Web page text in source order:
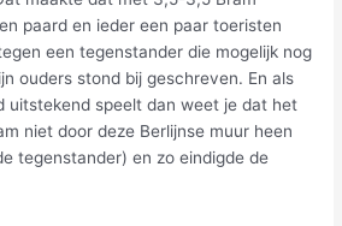
paard en ieder een paar toeristen
een tegenstander die mogelijk nog
ouders stond bij geschreven. En als
uitstekend speelt dan weet je dat het
niet door deze Berlijnse muur heen
tegenstander) en zo eindigde de